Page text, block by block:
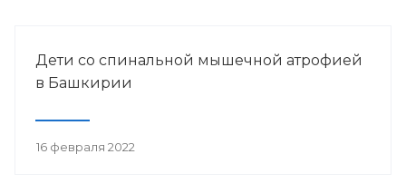
Дети со спинальной мышечной атрофией
в Башкирии
16 февраля 2022